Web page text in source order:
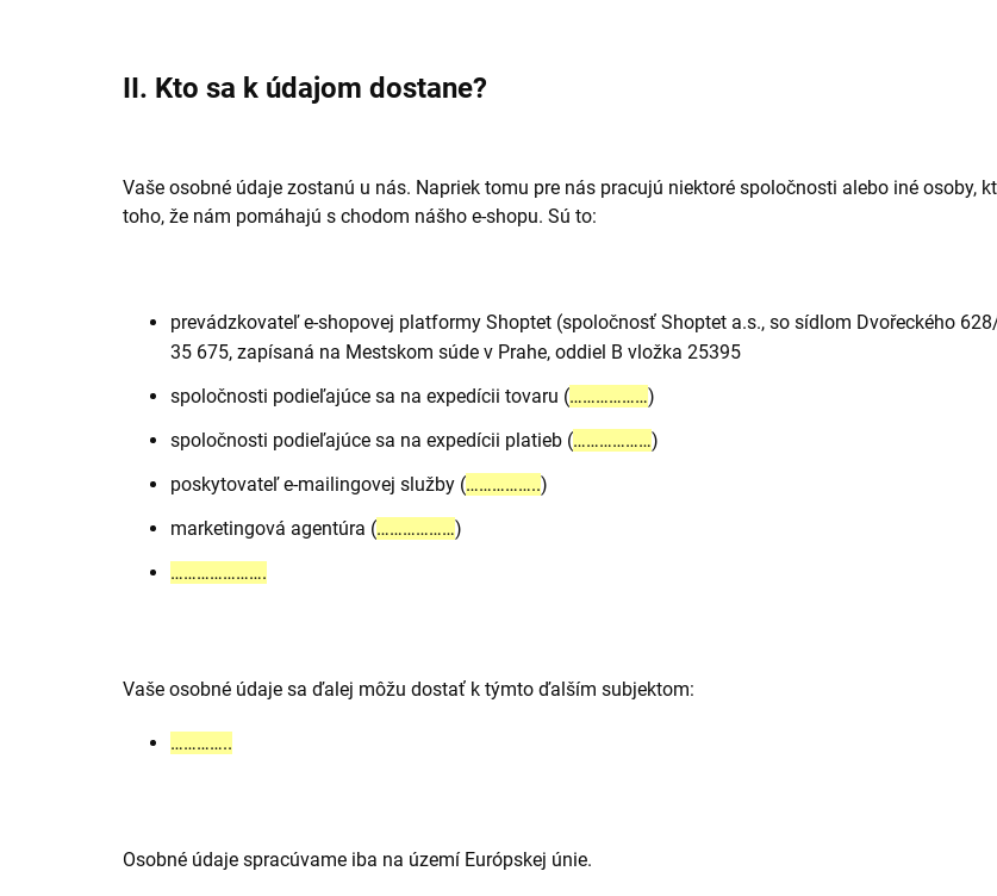
II. Kto sa k údajom dostane?
Vaše osobné údaje zostanú u nás. Napriek tomu pre nás pracujú niektoré spoločnosti alebo iné osoby,
toho, že nám pomáhajú s chodom nášho e-shopu. Sú to:
prevádzkovateľ e-shopovej platformy Shoptet (spoločnosť Shoptet a.s., so sídlom Dvořeckého
35 675, zapísaná na Mestskom súde v Prahe, oddiel B vložka 25395
spoločnosti podieľajúce sa na expedícii tovaru (………………)
spoločnosti podieľajúce sa na expedícii platieb (………………)
poskytovateľ e-mailingovej služby (……………..)
marketingová agentúra (………………)
………………….
Vaše osobné údaje sa ďalej môžu dostať k týmto ďalším subjektom:
…………..
Osobné údaje spracúvame iba na území Európskej únie.